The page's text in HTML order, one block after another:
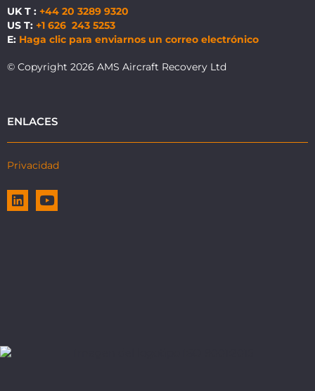
UK T : +44 20 3289 9320
US T: +1 626 243 5253
E: Haga clic para enviarnos un correo electrónico
© Copyright 2026 AMS Aircraft Recovery Ltd
ENLACES
Privacidad